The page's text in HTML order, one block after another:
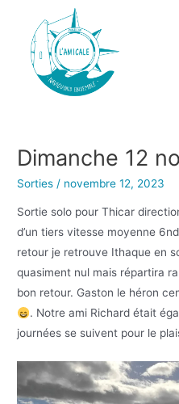
Dimanche 12
Sorties / novembre 12, 2023
Sortie solo pour Thicar
d’un tiers vitesse moyenne
retour je retrouve Ithaque en
quasiment nul mais répartira
bon retour. Gaston le héron
. Notre ami Richard était
journées se suivent pour le